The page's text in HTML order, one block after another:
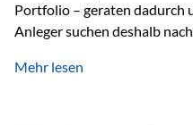
Portfolio – geraten dadurch
Anleger suchen deshalb
Unsicherheit abzusichern.
Mehr lesen